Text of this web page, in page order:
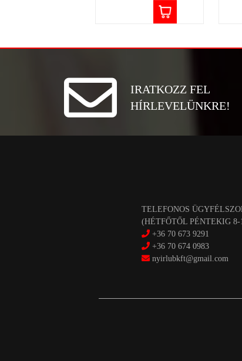
IRATKOZZ FEL
HÍRLEVELÜNKRE!
TELEFONOS
(HÉTFŐTŐL PÉNTEKIG 8-
+36 70 673 9291
+36 70 674 0983
nyirlubkft@gmail.com